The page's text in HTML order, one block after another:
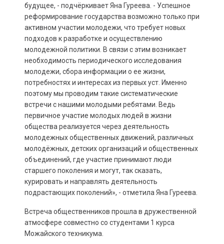
будущее, - подчёркивает Яна Гуреева. - Успешное
реформирование государства возможно только при
активном участии молодежи, что требует новых
подходов к разработке и осуществлению
молодежной политики. В связи с этим возникает
необходимость периодического исследования
молодежи, сбора информации о ее жизни,
потребностях и интересах из первых уст. Именно
поэтому мы проводим такие систематические
встречи с нашими молодыми ребятами. Ведь
первичное участие молодых людей в жизни
общества реализуется через деятельность
молодежных общественных движений, различных
молодёжных, детских организаций и общественных
объединений, где участие принимают люди
старшего поколения и могут, так сказать,
курировать и направлять деятельность
подрастающих поколений», - отметила Яна Гуреева.
Встреча общественников прошла в дружественной
атмосфере совместно со студентами 1 курса
Можайского техникума.